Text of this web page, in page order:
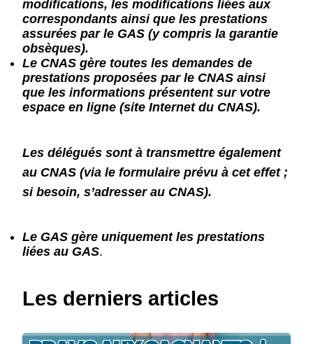
modifications, les modifications liées aux
correspondants ainsi que les prestations
assurées par le GAS (y compris la garantie
obsèques).
Le CNAS gère toutes les demandes de
prestations proposées par le CNAS ainsi
que les informations présentent sur votre
espace en ligne (site Internet du CNAS).
Les délégués sont à transmettre également
au CNAS (via le formulaire prévu à cet effet ;
si besoin, s’adresser au CNAS).
Le GAS gère uniquement les prestations
liées au GAS.
Les derniers articles